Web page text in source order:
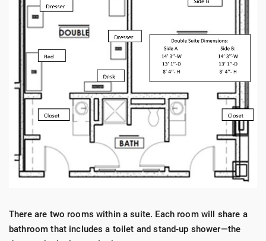
There are two rooms within a suite. Each room will share a
bathroom that includes a toilet and stand-up shower—the